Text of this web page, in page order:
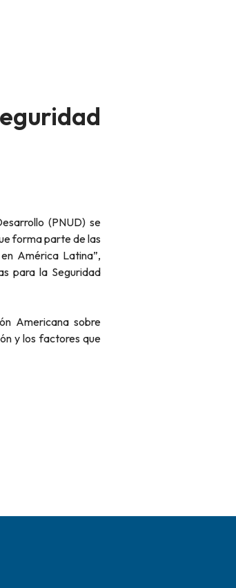
forma parte de las
América Latina”,
para la Seguridad
Americana sobre
y los factores que